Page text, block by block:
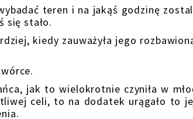
teren i na jakąś godzinę
się stało.
kiedy zauważyła jego
jak to wielokrotnie czyniła w
celi, to na dodatek urągało to